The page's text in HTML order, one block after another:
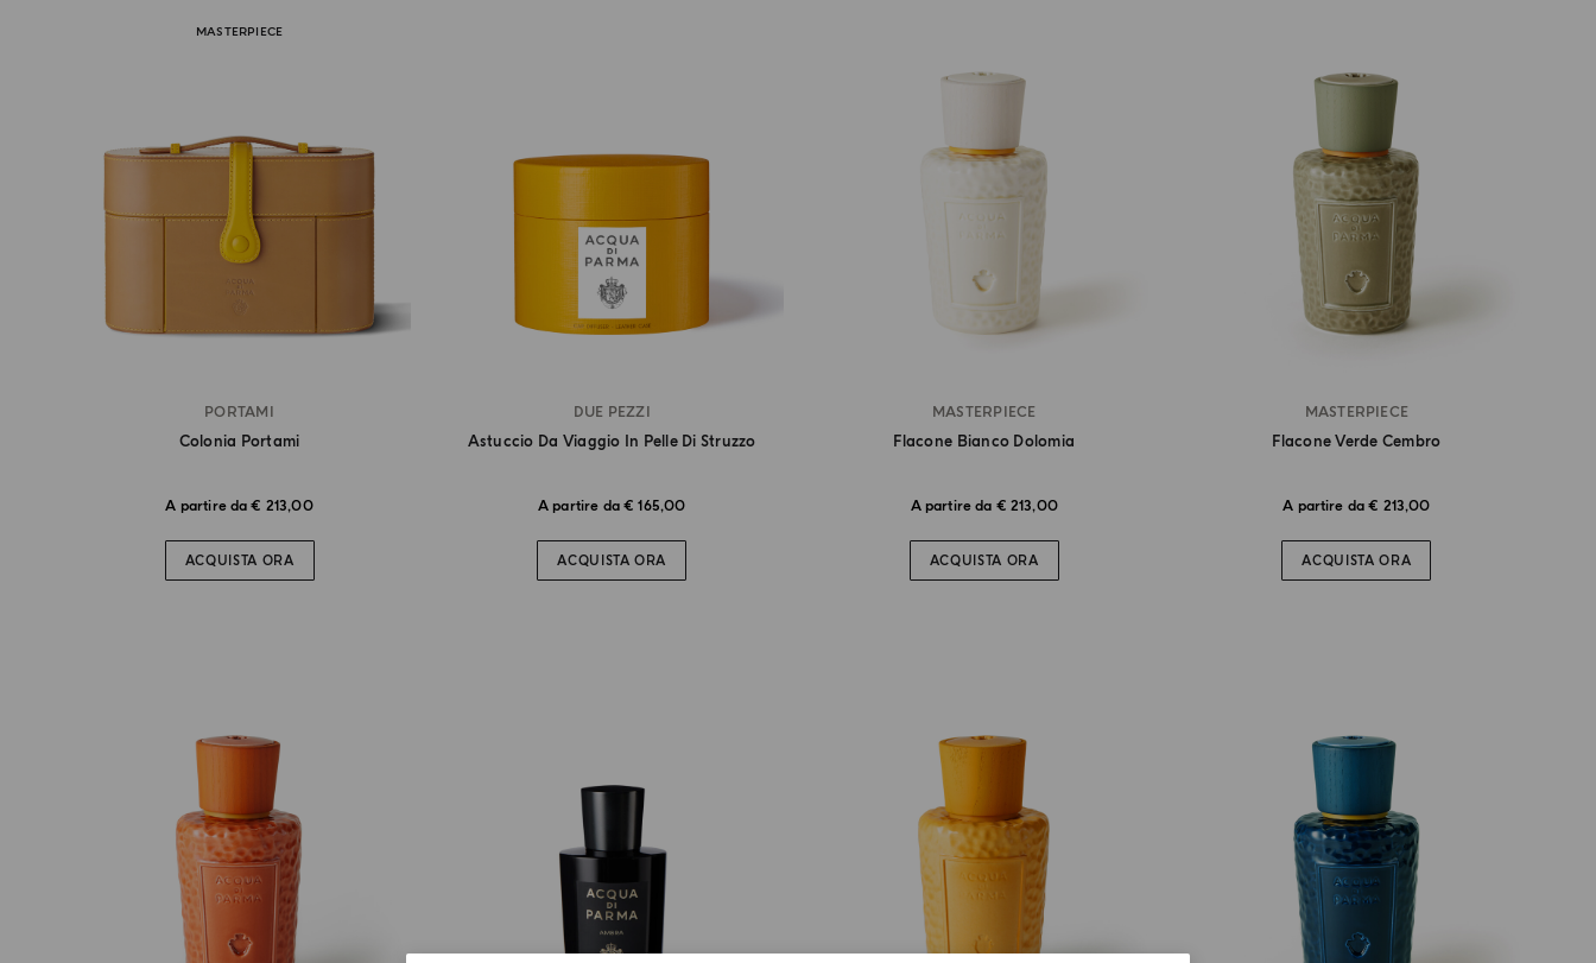
MASTERPIECE
PORTAMI
Colonia Portami
A partire da € 213,00
ACQUISTA ORA
DUE PEZZI
Astuccio Da Viaggio In Pelle Di Struzzo
A partire da € 165,00
ACQUISTA ORA
MASTERPIECE
Flacone Bianco Dolomia
A partire da € 213,00
ACQUISTA ORA
MASTERPIECE
Flacone Verde Cembro
A partire da € 213,00
ACQUISTA ORA